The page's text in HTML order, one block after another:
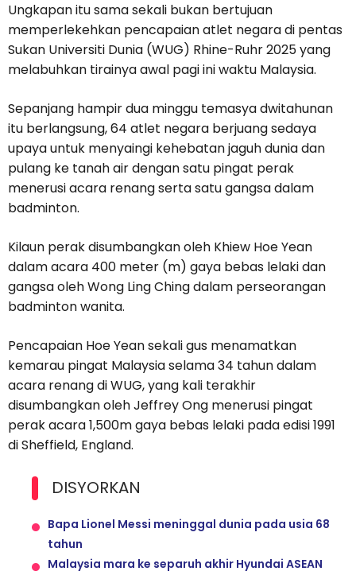
Ungkapan itu sama sekali bukan bertujuan
memperlekehkan pencapaian atlet negara di pentas
Sukan Universiti Dunia (WUG) Rhine-Ruhr 2025 yang
melabuhkan tirainya awal pagi ini waktu Malaysia.
Sepanjang hampir dua minggu temasya dwitahunan
itu berlangsung, 64 atlet negara berjuang sedaya
upaya untuk menyaingi kehebatan jaguh dunia dan
pulang ke tanah air dengan satu pingat perak
menerusi acara renang serta satu gangsa dalam
badminton.
Kilaun perak disumbangkan oleh Khiew Hoe Yean
dalam acara 400 meter (m) gaya bebas lelaki dan
gangsa oleh Wong Ling Ching dalam perseorangan
badminton wanita.
Pencapaian Hoe Yean sekali gus menamatkan
kemarau pingat Malaysia selama 34 tahun dalam
acara renang di WUG, yang kali terakhir
disumbangkan oleh Jeffrey Ong menerusi pingat
perak acara 1,500m gaya bebas lelaki pada edisi 1991
di Sheffield, England.
DISYORKAN
Bapa Lionel Messi meninggal dunia pada usia 68
tahun
Malaysia mara ke separuh akhir Hyundai ASEAN